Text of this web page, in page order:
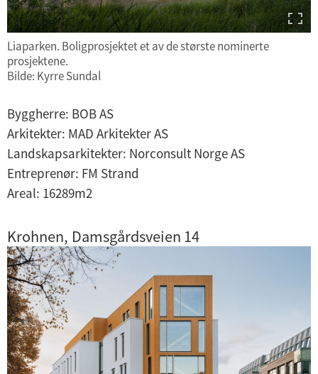
Liaparken. Boligprosjektet et av de største nominerte
prosjektene.
Bilde: Kyrre Sundal
Byggherre: BOB AS
Arkitekter: MAD Arkitekter AS
Landskapsarkitekter: Norconsult Norge AS
Entreprenør: FM Strand
Areal: 16289m2
Krohnen, Damsgårdsveien 14